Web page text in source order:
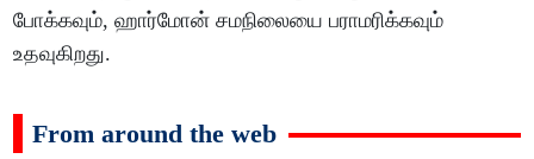
போக்கவும், ஹார்மோன் சமநிலையை பராமரிக்கவும்
உதவுகிறது.
From around the web